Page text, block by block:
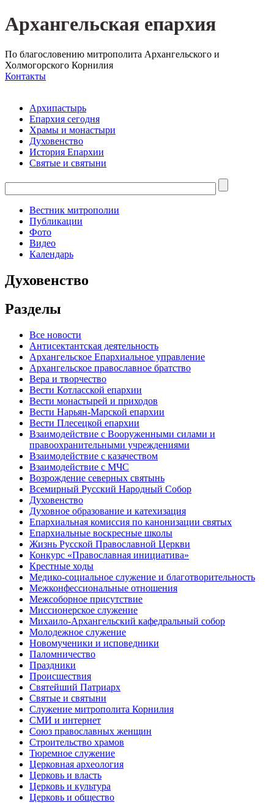
Архангельская епархия
По благословению митрополита Архангельского и
Холмогорского Корнилия
Контакты
Архипастырь
Епархия сегодня
Храмы и монастыри
Духовенство
История Епархии
Святые и святыни
Вестник митрополии
Публикации
Фото
Видео
Календарь
Духовенство
Разделы
Все новости
Антисектантская деятельность
Архангельское Епархиальное управление
Архангельское православное братство
Вера и творчество
Вести Котласской епархии
Вести монастырей и приходов
Вести Нарьян-Марской епархии
Вести Плесецкой епархии
Взаимодействие с Вооруженными силами и
правоохранительными учреждениями
Взаимодействие с казачеством
Взаимодействие с МЧС
Возрождение северных святынь
Всемирный Русский Народный Собор
Духовенство
Духовное образование и катехизация
Епархиальная комиссия по канонизации святых
Епархиальные воскресные школы
Жизнь Русской Православной Церкви
Конкурс «Православная инициатива»
Крестные ходы
Медико-социальное служение и благотворительность
Межконфессиональные отношения
Межсоборное присутствие
Миссионерское служение
Михаило-Архангельский кафедральный собор
Молодежное служение
Новомученики и исповедники
Паломничество
Праздники
Происшествия
Святейший Патриарх
Святые и святыни
Служение митрополита Корнилия
СМИ и интернет
Союз православных женщин
Строительство храмов
Тюремное служение
Церковная археология
Церковь и власть
Церковь и культура
Церковь и общество